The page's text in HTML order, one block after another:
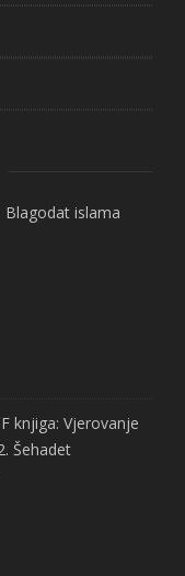
Blagodat islama
knjiga: Vjerovanje
Šehadet